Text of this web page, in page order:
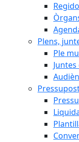
Plens,
Ple